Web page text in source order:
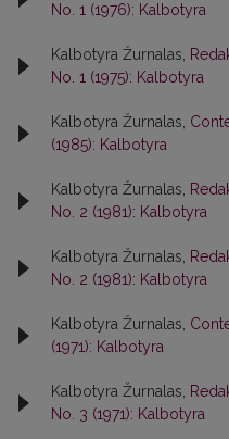
No. 1 (1976): Kalbotyra
Kalbotyra Žurnalas,
No. 1 (1975): Kalbotyra
Kalbotyra Žurnalas,
(1985): Kalbotyra
Kalbotyra Žurnalas,
No. 2 (1981): Kalbotyra
Kalbotyra Žurnalas,
No. 2 (1981): Kalbotyra
Kalbotyra Žurnalas,
(1971): Kalbotyra
Kalbotyra Žurnalas,
No. 3 (1971): Kalbotyra